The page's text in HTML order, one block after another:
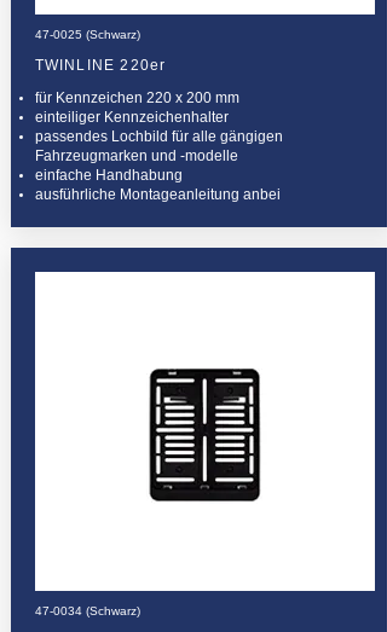
47-0025 (Schwarz)
TWINLINE 220er
für Kennzeichen 220 x 200 mm
einteiliger Kennzeichenhalter
passendes Lochbild für alle gängigen
Fahrzeugmarken und -modelle
einfache Handhabung
ausführliche Montageanleitung anbei
47-0034 (Schwarz)